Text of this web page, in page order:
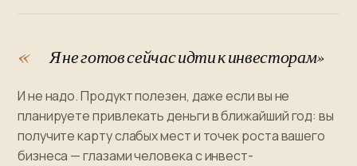
Я не готов сейчас идти к инвесторам»
И не надо. Продукт полезен, даже если вы не
планируете привлекать деньги в ближайший год: вы
получите карту слабых мест и точек роста вашего
бизнеса — глазами человека с инвест-